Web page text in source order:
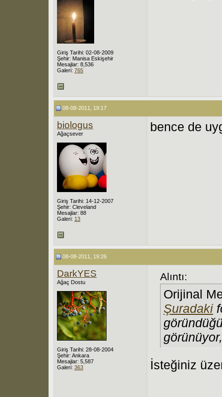
Giriş Tarihi: 02-08-2009
Şehir: Manisa Eskişehir
Mesajlar: 8,536
Galeri: 765
08-08-2011, 19:17
biologus
Ağaçsever
Giriş Tarihi: 14-12-2007
Şehir: Cleveland
Mesajlar: 88
Galeri: 13
bence de
08-08-2011, 19:26
DarkYES
Ağaç Dostu
Giriş Tarihi: 28-08-2004
Şehir: Ankara
Mesajlar: 5,587
Galeri: 363
Alıntı:
Orijinal
Şuradaki
İsteğiniz